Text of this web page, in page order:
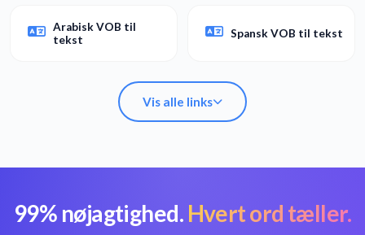
Arabisk VOB til
tekst
Spansk VOB til tekst
Vis alle links
Konvertér VOB til
tekst
Bedste VOB-
konverter
99% nøjagtighed. Hvert ord tæller.